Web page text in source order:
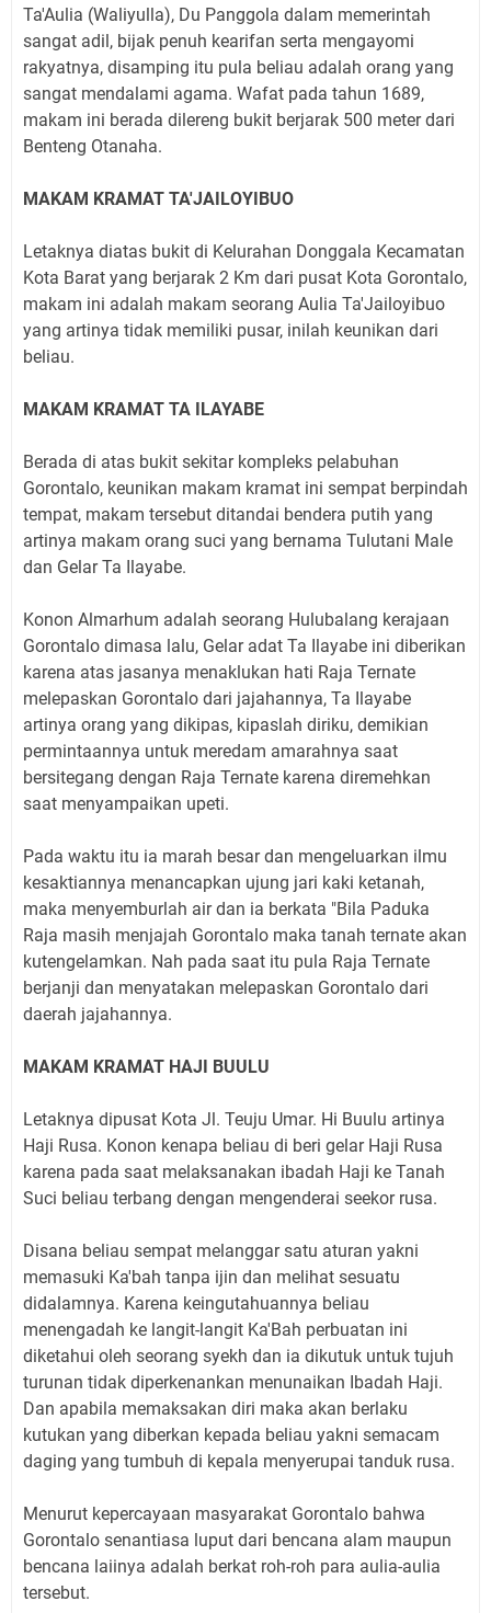
Ta'Aulia (Waliyulla), Du Panggola dalam memerintah
sangat adil, bijak penuh kearifan serta mengayomi
rakyatnya, disamping itu pula beliau adalah orang yang
sangat mendalami agama. Wafat pada tahun 1689,
makam ini berada dilereng bukit berjarak 500 meter dari
Benteng Otanaha.
MAKAM KRAMAT TA'JAILOYIBUO
Letaknya diatas bukit di Kelurahan Donggala Kecamatan
Kota Barat yang berjarak 2 Km dari pusat Kota Gorontalo,
makam ini adalah makam seorang Aulia Ta'Jailoyibuo
yang artinya tidak memiliki pusar, inilah keunikan dari
beliau.
MAKAM KRAMAT TA ILAYABE
Berada di atas bukit sekitar kompleks pelabuhan
Gorontalo, keunikan makam kramat ini sempat berpindah
tempat, makam tersebut ditandai bendera putih yang
artinya makam orang suci yang bernama Tulutani Male
dan Gelar Ta Ilayabe.
Konon Almarhum adalah seorang Hulubalang kerajaan
Gorontalo dimasa lalu, Gelar adat Ta Ilayabe ini diberikan
karena atas jasanya menaklukan hati Raja Ternate
melepaskan Gorontalo dari jajahannya, Ta Ilayabe
artinya orang yang dikipas, kipaslah diriku, demikian
permintaannya untuk meredam amarahnya saat
bersitegang dengan Raja Ternate karena diremehkan
saat menyampaikan upeti.
Pada waktu itu ia marah besar dan mengeluarkan ilmu
kesaktiannya menancapkan ujung jari kaki ketanah,
maka menyemburlah air dan ia berkata "Bila Paduka
Raja masih menjajah Gorontalo maka tanah ternate akan
kutengelamkan. Nah pada saat itu pula Raja Ternate
berjanji dan menyatakan melepaskan Gorontalo dari
daerah jajahannya.
MAKAM KRAMAT HAJI BUULU
Letaknya dipusat Kota Jl. Teuju Umar. Hi Buulu artinya
Haji Rusa. Konon kenapa beliau di beri gelar Haji Rusa
karena pada saat melaksanakan ibadah Haji ke Tanah
Suci beliau terbang dengan mengenderai seekor rusa.
Disana beliau sempat melanggar satu aturan yakni
memasuki Ka'bah tanpa ijin dan melihat sesuatu
didalamnya. Karena keingutahuannya beliau
menengadah ke langit-langit Ka'Bah perbuatan ini
diketahui oleh seorang syekh dan ia dikutuk untuk tujuh
turunan tidak diperkenankan menunaikan Ibadah Haji.
Dan apabila memaksakan diri maka akan berlaku
kutukan yang diberkan kepada beliau yakni semacam
daging yang tumbuh di kepala menyerupai tanduk rusa.
Menurut kepercayaan masyarakat Gorontalo bahwa
Gorontalo senantiasa luput dari bencana alam maupun
bencana laiinya adalah berkat roh-roh para aulia-aulia
tersebut.